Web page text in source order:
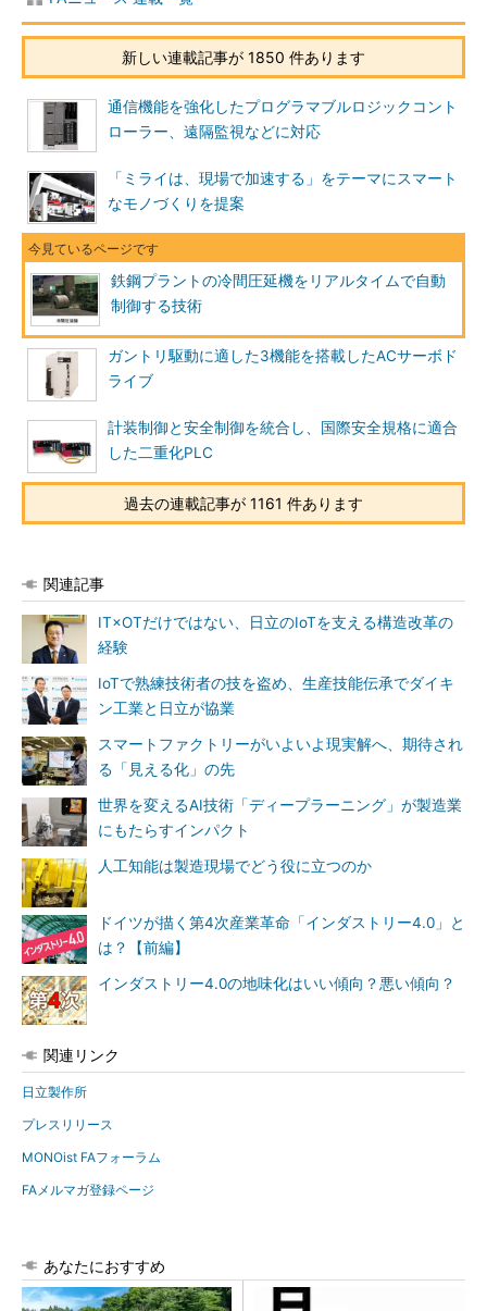
新しい連載記事が 1850 件あります
通信機能を強化したプログラマブルロジックコント
ローラー、遠隔監視などに対応
「ミライは、現場で加速する」をテーマにスマート
なモノづくりを提案
鉄鋼プラントの冷間圧延機をリアルタイムで自動
制御する技術
ガントリ駆動に適した3機能を搭載したACサーボド
ライブ
計装制御と安全制御を統合し、国際安全規格に適合
した二重化PLC
過去の連載記事が 1161 件あります
関連記事
IT×OTだけではない、日立のIoTを支える構造改革の
経験
IoTで熟練技術者の技を盗め、生産技能伝承でダイキ
ン工業と日立が協業
スマートファクトリーがいよいよ現実解へ、期待され
る「見える化」の先
世界を変えるAI技術「ディープラーニング」が製造業
にもたらすインパクト
人工知能は製造現場でどう役に立つのか
ドイツが描く第4次産業革命「インダストリー4.0」と
は？【前編】
インダストリー4.0の地味化はいい傾向？悪い傾向？
関連リンク
日立製作所
プレスリリース
MONOist FAフォーラム
FAメルマガ登録ページ
あなたにおすすめ